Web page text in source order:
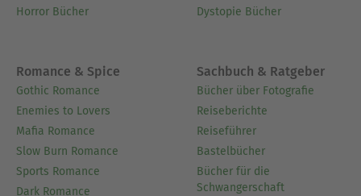
Horror Bücher
Dystopie Bücher
Romance & Spice
Gothic Romance
Enemies to Lovers
Mafia Romance
Slow Burn Romance
Sports Romance
Dark Romance
Sachbuch & Ratgeber
Bücher über Fotografie
Reiseberichte
Reiseführer
Bastelbücher
Bücher für die
Schwangerschaft